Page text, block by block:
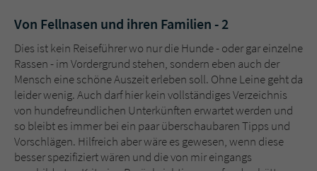
Von Fellnasen und ihren Familien - 2
Dies ist kein Reiseführer wo nur die Hunde - oder gar einzelne
Rassen - im Vordergrund stehen, sondern eben auch der
Mensch eine schöne Auszeit erleben soll. Ohne Leine geht da
leider wenig. Auch darf hier kein vollständiges Verzeichnis
von hundefreundlichen Unterkünften erwartet werden und
so bleibt es immer bei ein paar überschaubaren Tipps und
Vorschlägen. Hilfreich aber wäre es gewesen, wenn diese
besser spezifiziert wären und die von mir eingangs